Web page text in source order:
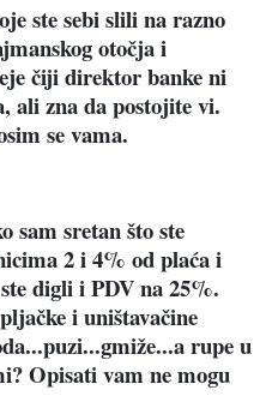
ste sebi slili na razno
otočja i
čiji direktor banke ni
ali zna da postojite vi.
se vama.
sam sretan što ste
2 i 4% od plaća i
digli i PDV na 25%.
i uništavačine
rupe u
Opisati vam ne mogu